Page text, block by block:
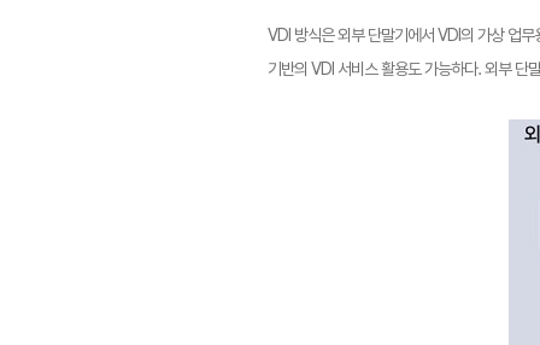
VDI 방식은 외부 단말기에서 VDI의 가상 업
기반의 VDI 서비스 활용도 가능하다. 외부 단